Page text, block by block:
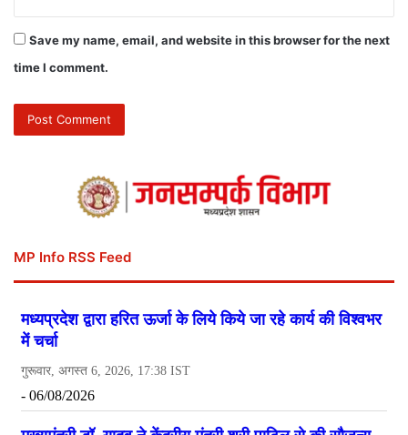
Save my name, email, and website in this browser for the next
time I comment.
MP Info RSS Feed